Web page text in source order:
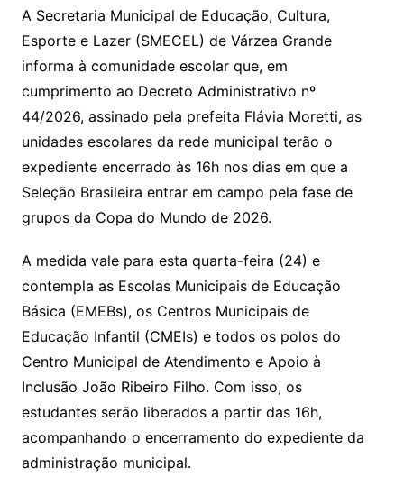
A Secretaria Municipal de Educação, Cultura,
Esporte e Lazer (SMECEL) de Várzea Grande
informa à comunidade escolar que, em
cumprimento ao Decreto Administrativo nº
44/2026, assinado pela prefeita Flávia Moretti, as
unidades escolares da rede municipal terão o
expediente encerrado às 16h nos dias em que a
Seleção Brasileira entrar em campo pela fase de
grupos da Copa do Mundo de 2026.
A medida vale para esta quarta-feira (24) e
contempla as Escolas Municipais de Educação
Básica (EMEBs), os Centros Municipais de
Educação Infantil (CMEIs) e todos os polos do
Centro Municipal de Atendimento e Apoio à
Inclusão João Ribeiro Filho. Com isso, os
estudantes serão liberados a partir das 16h,
acompanhando o encerramento do expediente da
administração municipal.